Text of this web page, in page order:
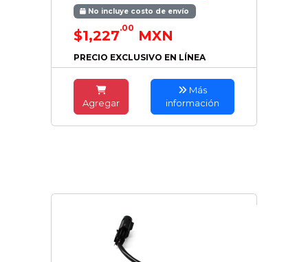
No incluye costo de envío
$1,227.00 MXN
PRECIO EXCLUSIVO EN LÍNEA
Agregar
Más
información